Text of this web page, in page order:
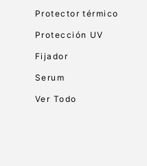
Protector térmico
Protección UV
Fijador
Serum
Ver Todo